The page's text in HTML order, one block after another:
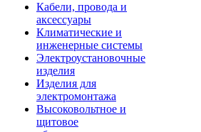
Кабели, провода и
аксессуары
Климатические и
инженерные системы
Электроустановочные
изделия
Изделия для
электромонтажа
Высоковольтное и
щитовое